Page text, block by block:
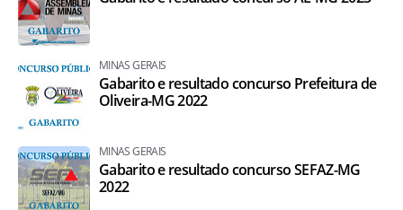
MINAS GERAIS
Gabarito e resultado concurso Prefeitura de
Oliveira-MG 2022
MINAS GERAIS
Gabarito e resultado concurso SEFAZ-MG
2022